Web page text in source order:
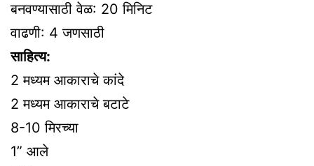
बनवण्यासाठी वेळ: 20 मिनिट
वाढणी: 4 जणसाठी
साहित्य:
2 मध्यम आकाराचे कांदे
2 मध्यम आकाराचे बटाटे
8-10 मिरच्या
1” आले